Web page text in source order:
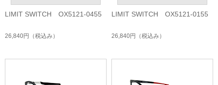
LIMIT SWITCH OX5121-0455
26,840円 （税込み）
LIMIT SWITCH OX5121-0155
26,840円 （税込み）